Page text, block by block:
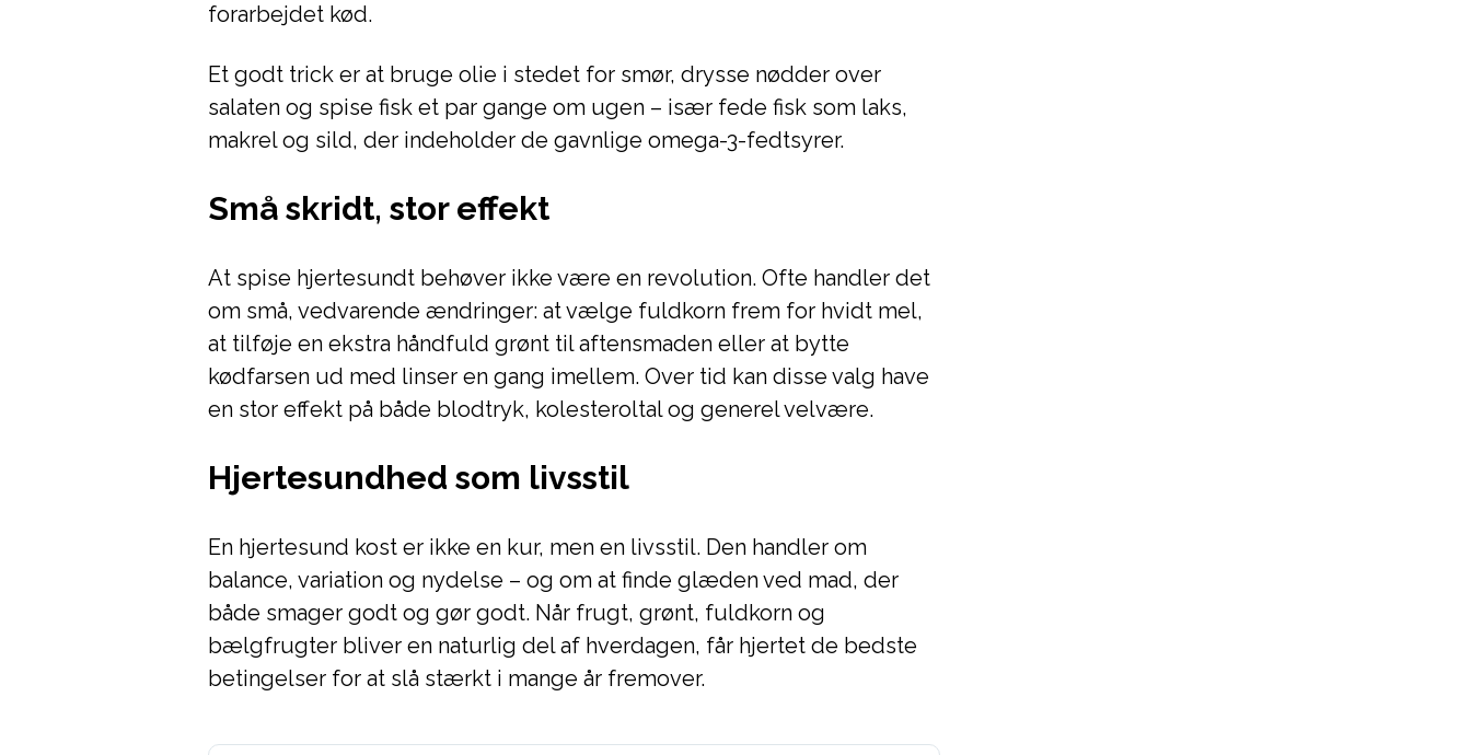
forarbejdet kød.
Et godt trick er at bruge olie i stedet for smør, drysse nødder over
salaten og spise fisk et par gange om ugen – især fede fisk som laks,
makrel og sild, der indeholder de gavnlige omega-3-fedtsyrer.
Små skridt, stor effekt
At spise hjertesundt behøver ikke være en revolution. Ofte handler det
om små, vedvarende ændringer: at vælge fuldkorn frem for hvidt mel,
at tilføje en ekstra håndfuld grønt til aftensmaden eller at bytte
kødfarsen ud med linser en gang imellem. Over tid kan disse valg have
en stor effekt på både blodtryk, kolesteroltal og generel velvære.
Hjertesundhed som livsstil
En hjertesund kost er ikke en kur, men en livsstil. Den handler om
balance, variation og nydelse – og om at finde glæden ved mad, der
både smager godt og gør godt. Når frugt, grønt, fuldkorn og
bælgfrugter bliver en naturlig del af hverdagen, får hjertet de bedste
betingelser for at slå stærkt i mange år fremover.